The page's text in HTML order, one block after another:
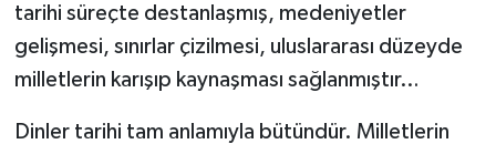
tarihi süreçte destanlaşmış, medeniyetler
gelişmesi, sınırlar çizilmesi, uluslararası düzeyde
milletlerin karışıp kaynaşması sağlanmıştır…
Dinler tarihi tam anlamıyla bütündür. Milletlerin